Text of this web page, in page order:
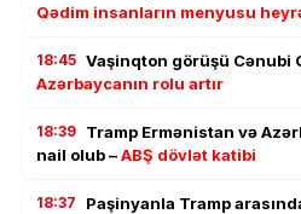
Qədim insanların menyusu
18:45 Vaşinqton görüşü Cənubi
Azərbaycanın rolu artır
18:39 Tramp Ermənistan və
nail olub –ABŞ dövlət katibi
18:37 Paşinyanla Tramp